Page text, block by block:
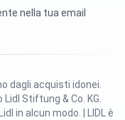
nella tua email
Stiftung & Co. KG.
in alcun modo. | LIDL è
dagli acquisti idonei.